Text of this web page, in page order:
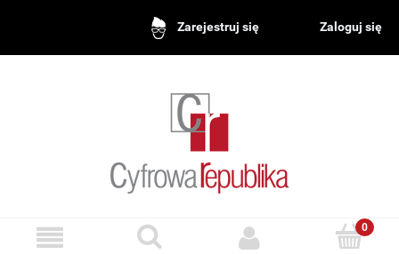
Zarejestruj się Zaloguj się